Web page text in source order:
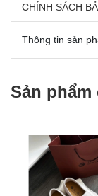
CHÍNH SÁCH
Thông tin sản
Sản